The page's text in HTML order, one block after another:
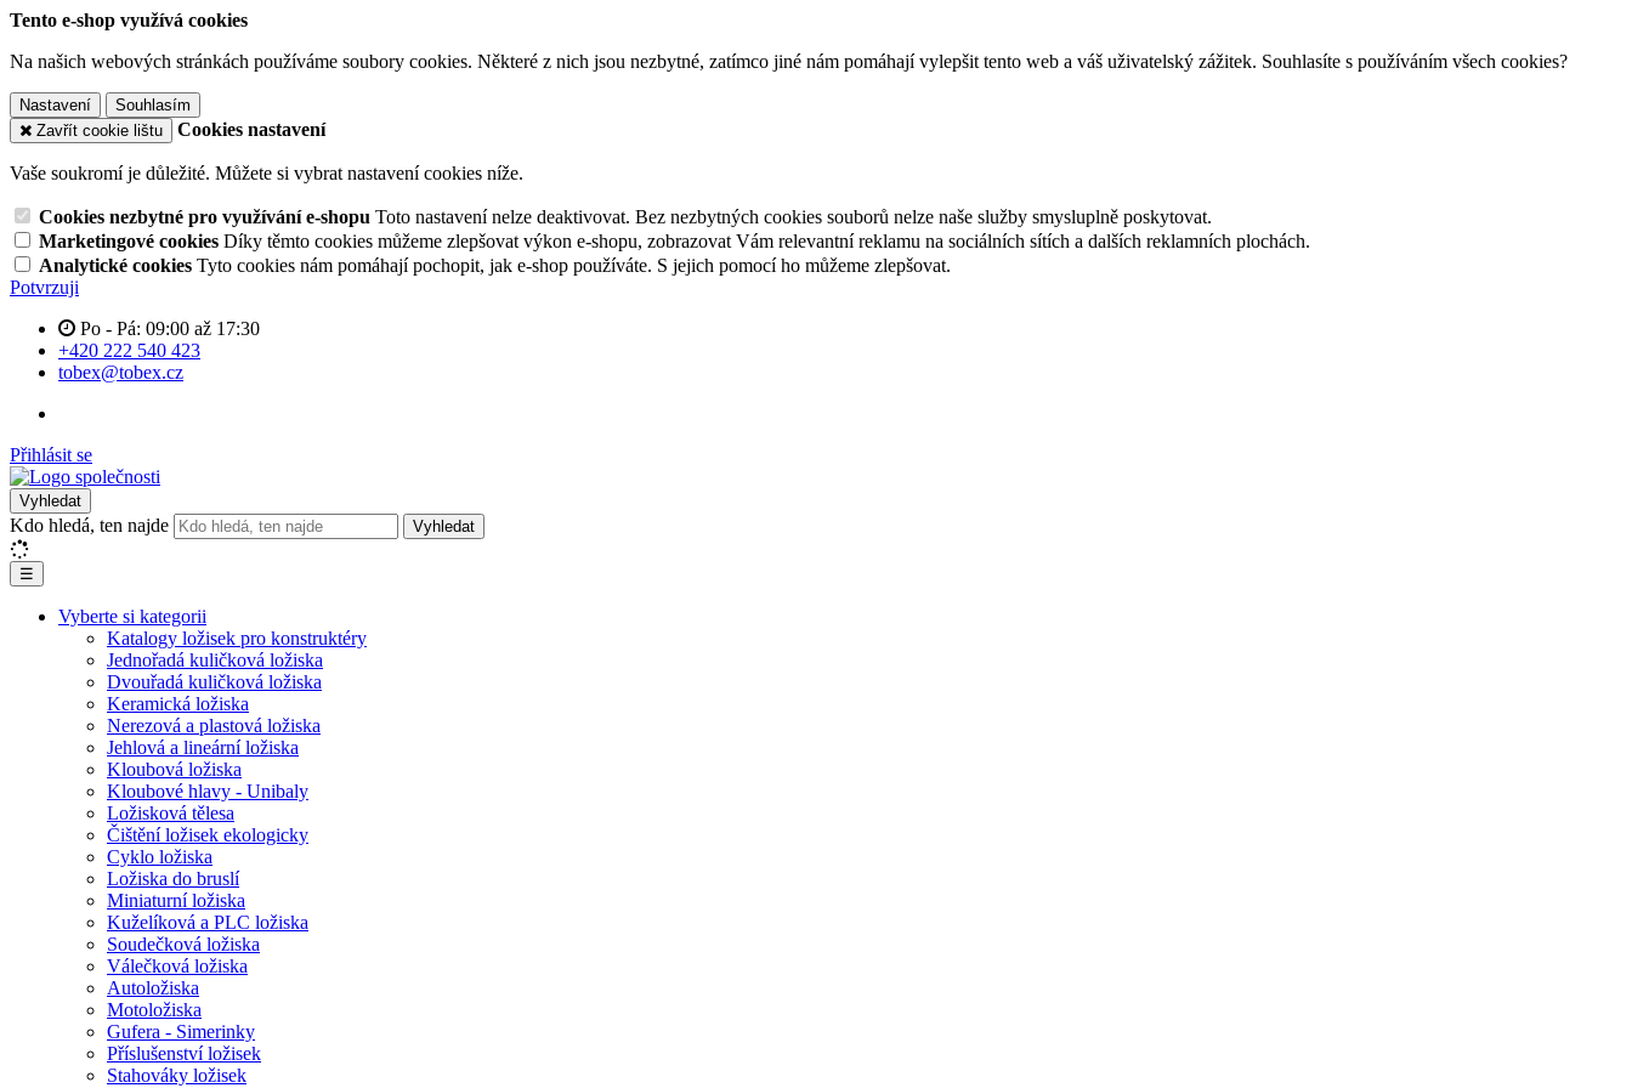
Tento e-shop využívá cookies
Na našich webových stránkách používáme soubory cookies. Některé z nich jsou nezbytné, zatímco jiné nám pomáhají vylepšit tento web a váš uživatelský zážitek. Souhlasíte s používáním všech cookies?
Nastavení
Souhlasím
Zavřít cookie lištu
Cookies nastavení
Vaše soukromí je důležité. Můžete si vybrat nastavení cookies níže.
Cookies nezbytné pro využívání e-shopu Toto nastavení nelze deaktivovat. Bez nezbytných cookies souborů nelze naše služby smysluplně poskytovat.
Marketingové cookies Díky těmto cookies můžeme zlepšovat výkon e-shopu, zobrazovat Vám relevantní reklamu na sociálních sítích a dalších reklamních plochách.
Analytické cookies Tyto cookies nám pomáhají pochopit, jak e-shop používáte. S jejich pomocí ho můžeme zlepšovat.
Potvrzuji
Po - Pá: 09:00 až 17:30
+420 222 540 423
tobex@tobex.cz
Přihlásit se
Vyhledat
Kdo hledá, ten najde Vyhledat
☰
Vyberte si kategorii
Katalogy ložisek pro konstruktéry
Jednořadá kuličková ložiska
Dvouřadá kuličková ložiska
Keramická ložiska
Nerezová a plastová ložiska
Jehlová a lineární ložiska
Kloubová ložiska
Kloubové hlavy - Unibaly
Ložisková tělesa
Čištění ložisek ekologicky
Cyklo ložiska
Ložiska do bruslí
Miniaturní ložiska
Kuželíková a PLC ložiska
Soudečková ložiska
Válečková ložiska
Autoložiska
Motoložiska
Gufera - Simerinky
Příslušenství ložisek
Stahováky ložisek